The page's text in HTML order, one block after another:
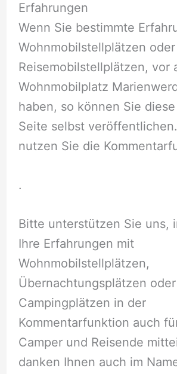
Erfahrungen
Wenn Sie bestimmte
Wohnmobilstellplätzen oder
Reisemobilstellplätzen, vor
Wohnmobilplatz
haben, so können Sie
Seite selbst
nutzen Sie die
.
Bitte unterstützen Sie uns,
Ihre Erfahrungen mit
Wohnmobilstellplätzen,
Übernachtungsplätzen oder
Campingplätzen in der
Kommentarfunktion auch
Camper und Reisende
danken Ihnen auch im